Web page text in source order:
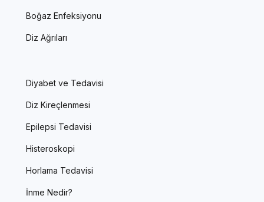
Boğaz Enfeksiyonu
Diz Ağrıları
Diyabet ve Tedavisi
Diz Kireçlenmesi
Epilepsi Tedavisi
Histeroskopi
Horlama Tedavisi
İnme Nedir?